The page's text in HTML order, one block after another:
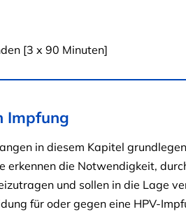
[3 x 90 Minuten]
Impfung
in diesem Kapitel
erkennen die Notwendigkeit,
und sollen in die Lage
für oder gegen eine HPV-